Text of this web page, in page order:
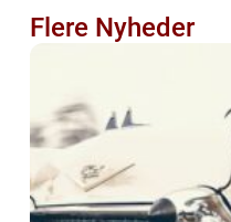
Flere Nyheder